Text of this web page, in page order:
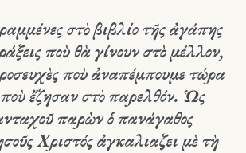
στὸ βιβλίο τῆς ἀγάπης
ποὺ θὰ γίνουν στὸ μέλλον,
ποὺ ἀναπέμπουμε τώρα
ἔζησαν στὸ παρελθόν. Ὡς
παρὼν ὁ πανάγαθος
Χριστός ἀγκαλιαζει μὲ τὴ